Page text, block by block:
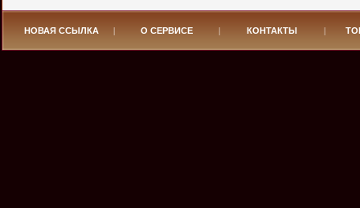
НОВАЯ ССЫЛКА О СЕРВИСЕ КОНТАКТЫ